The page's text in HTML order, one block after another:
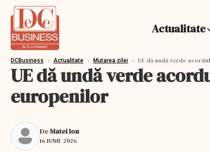
Actualitate
DCBusiness › Actualitate › Mutarea zilei › UE dă undă verde
UE dă undă verde
europenilor
DeMatei Ion
16 IUNIE 2026